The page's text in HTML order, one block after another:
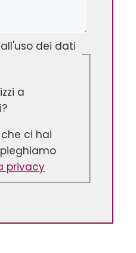
dei dati
a
ci hai
privacy